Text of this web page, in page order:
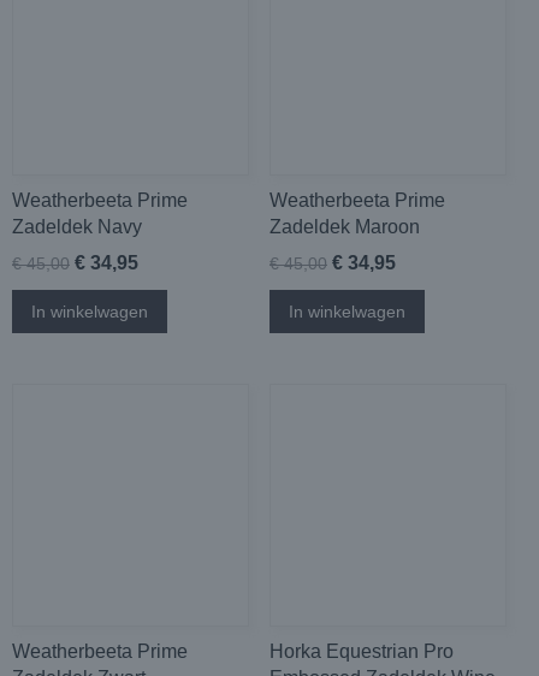
Weatherbeeta Prime
Zadeldek Navy
€ 45,00 € 34,95
In winkelwagen
Weatherbeeta Prime
Zadeldek Maroon
€ 45,00 € 34,95
In winkelwagen
Weatherbeeta Prime
Horka Equestrian Pro